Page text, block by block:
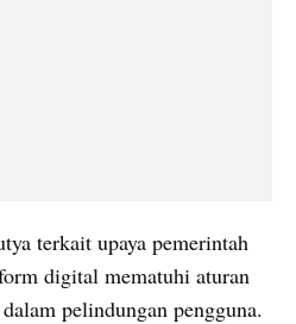
terkait upaya pemerintah
digital mematuhi aturan
pelindungan pengguna.